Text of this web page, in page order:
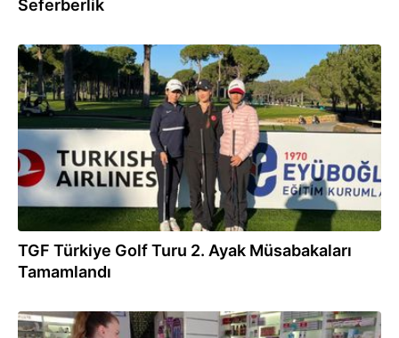
Seferberlik
24.02.2024
TGF Türkiye Golf Turu 2. Ayak Müsabakaları
Tamamlandı
12.07.2023